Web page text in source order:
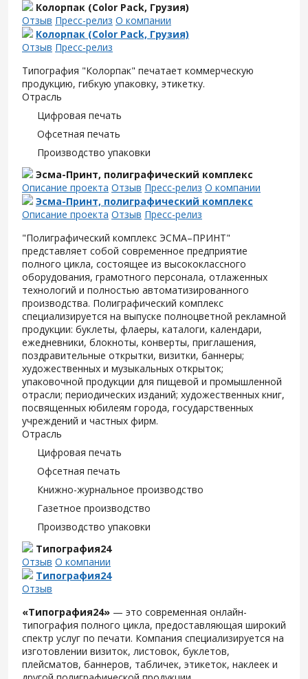
Колорпак (Color Pack, Грузия)
Отзыв Пресс-релиз О компании
Колорпак (Color Pack, Грузия)
Отзыв Пресс-релиз
Типография "Колорпак" печатает коммерческую
продукцию, гибкую упаковку, этикетку.
Отрасль
Цифровая печать
Офсетная печать
Производство упаковки
Эсма-Принт, полиграфический комплекс
Описание проекта Отзыв Пресс-релиз О компании
Эсма-Принт, полиграфический комплекс
Описание проекта Отзыв Пресс-релиз
"Полиграфический комплекс ЭСМА–ПРИНТ"
представляет собой современное предприятие
полного цикла, состоящее из высококлассного
оборудования, грамотного персонала, отлаженных
технологий и полностью автоматизированного
производства. Полиграфический комплекс
специализируется на выпуске полноцветной рекламной
продукции: буклеты, флаеры, каталоги, календари,
ежедневники, блокноты, конверты, приглашения,
поздравительные открытки, визитки, баннеры;
художественных и музыкальных открыток;
упаковочной продукции для пищевой и промышленной
отрасли; периодических изданий; художественных книг,
посвященных юбилеям города, государственных
учреждений и частных фирм.
Отрасль
Цифровая печать
Офсетная печать
Книжно-журнальное производство
Газетное производство
Производство упаковки
Типография24
Отзыв О компании
Типография24
Отзыв
«Типография24» — это современная онлайн-
типография полного цикла, предоставляющая широкий
спектр услуг по печати. Компания специализируется на
изготовлении визиток, листовок, буклетов,
плейсматов, баннеров, табличек, этикеток, наклеек и